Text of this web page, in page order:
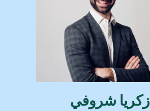
زكريا شروفي